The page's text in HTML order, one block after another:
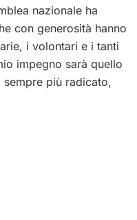
nazionale ha
con generosità hanno
i volontari e i tanti
impegno sarà quello
più radicato,